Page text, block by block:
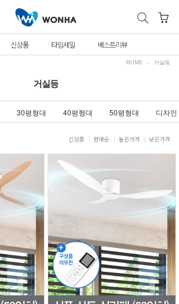
신상품 타임세일 베스트리뷰
HOME 거실등
거실등
30평형대 40평형대 50평형대 디자
신상품 판매순 높은가격 낮은가격